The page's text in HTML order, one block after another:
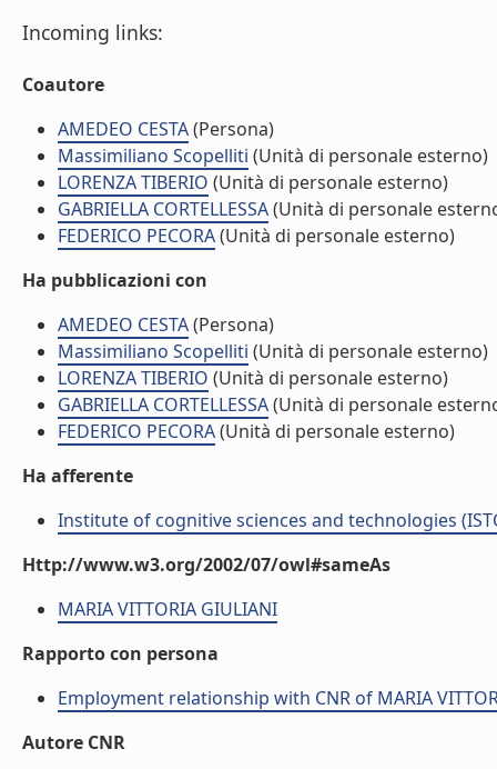
Incoming links:
Coautore
AMEDEO CESTA(Persona)
Massimiliano Scopelliti (Unità di personale esterno)
LORENZA TIBERIO (Unità di personale esterno)
GABRIELLA CORTELLESSA(Unità di personale
FEDERICO PECORA(Unità di personale esterno)
Ha pubblicazioni con
AMEDEO CESTA(Persona)
Massimiliano Scopelliti (Unità di personale esterno)
LORENZA TIBERIO (Unità di personale esterno)
GABRIELLA CORTELLESSA(Unità di personale
FEDERICO PECORA(Unità di personale esterno)
Ha afferente
Institute of cognitive sciences and technologies
Http://www.w3.org/2002/07/owl#sameAs
MARIA VITTORIA GIULIANI
Rapporto con persona
Employment relationship with CNR of MARIA
Autore CNR